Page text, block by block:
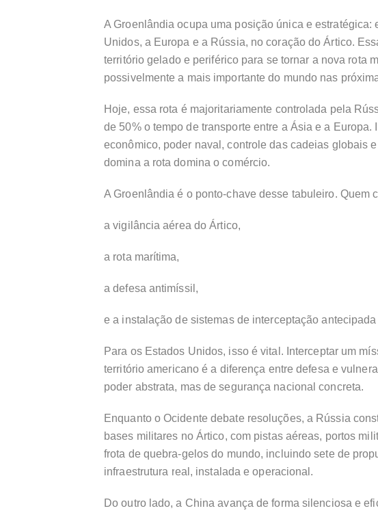
A Groenlândia ocupa uma posição única e estratégica:
Unidos, a Europa e a Rússia, no coração do Ártico.
território gelado e periférico para se tornar a nova rota
possivelmente a mais importante do mundo nas
Hoje, essa rota é majoritariamente controlada pela
de 50% o tempo de transporte entre a Ásia e a
econômico, poder naval, controle das cadeias globais
domina a rota domina o comércio.
A Groenlândia é o ponto-chave desse tabuleiro. Quem
a vigilância aérea do Ártico,
a rota marítima,
a defesa antimíssil,
e a instalação de sistemas de interceptação
Para os Estados Unidos, isso é vital. Interceptar um
território americano é a diferença entre defesa e
poder abstrata, mas de segurança nacional concreta.
Enquanto o Ocidente debate resoluções, a Rússia
bases militares no Ártico, com pistas aéreas, portos
frota de quebra-gelos do mundo, incluindo sete de
infraestrutura real, instalada e operacional.
Do outro lado, a China avança de forma silenciosa e